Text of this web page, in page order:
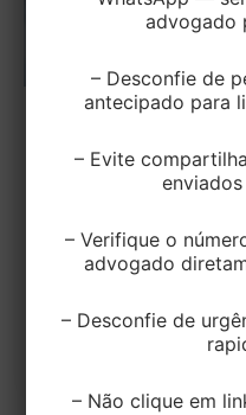
Vigência da nova
EditorEK /22 de maio de
Portaria nº 765/2025
advogado
– Desconfie de
antecipado para
– Evite
– Verifique o
advogado
– Desconfie de
– Não clique em